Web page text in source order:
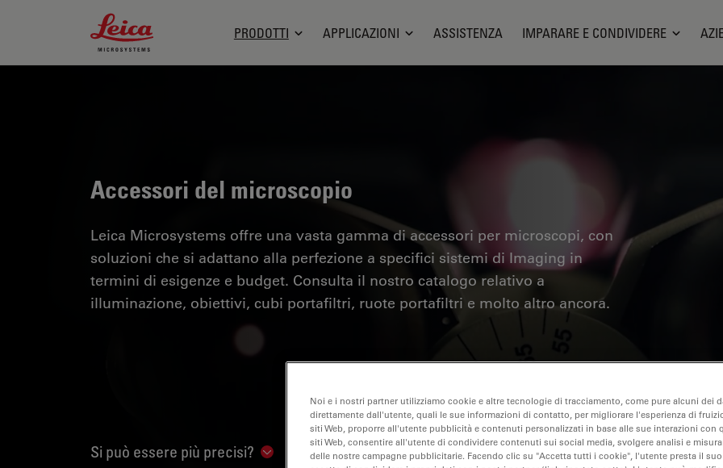
Leica Microsystems Logo
PRODOTTI APPLICAZIONI ASSISTENZA IMPARARE E CONDIVIDERE
Accessori del microscopio
Leica Microsystems offre una vasta gamma di accessori per microscopi, con
soluzioni che si adattano alla perfezione a specifici sistemi di Imaging in
termini di esigenze e budget. Consulta il nostro catalogo relativo a
illuminazione, obiettivi, cubi portafiltri, ruote portafiltri e molto altro ancora.
Si può essere più precisi? Show subnavigation
Noi e i nostri partner utilizziamo cookie e altre tecnologie di tracciamento, come pure alcuni dei
direttamente dall'utente, quali le sue informazioni di contatto, per migliorare l'esperienza di
siti Web, proporre all'utente pubblicità e contenuti personalizzati in base alle sue interazioni con
siti Web, consentire all'utente di condividere contenuti sui social media, svolgere analisi e
delle nostre campagne pubblicitarie. Facendo clic su "Accetta tutti i cookie", l'utente presta il